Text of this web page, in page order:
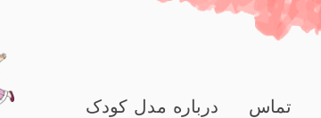
تماس درباره مدل کودک